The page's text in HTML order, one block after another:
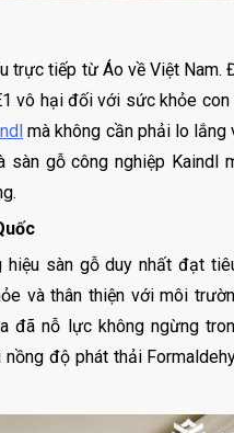
trực tiếp từ Áo về Việt Nam.
vô hại đối với sức khỏe con
mà không cần phải lo lắng
sàn gỗ công nghiệp Kaindl
hiệu sàn gỗ duy nhất đạt
và thân thiện với môi
đã nỗ lực không ngừng
độ phát thải